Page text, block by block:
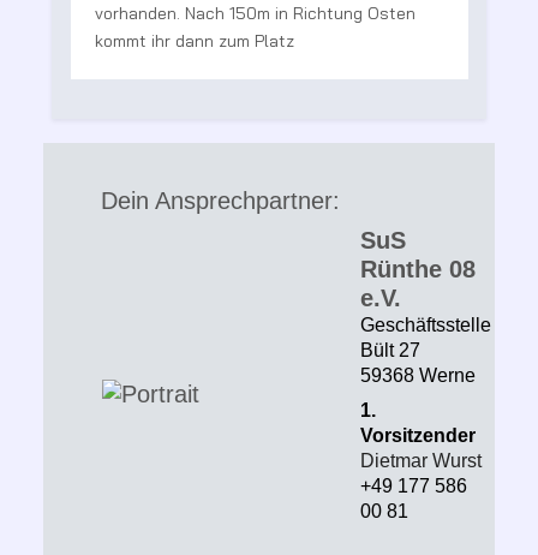
Dein Ansprechpartner:
SuS
Rünthe 08
e.V.
Geschäftsstelle
Bült 27
59368 Werne
1.
Vorsitzender
Dietmar Wurst
+49 177 586
00 81